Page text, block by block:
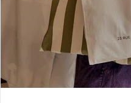
dimension i